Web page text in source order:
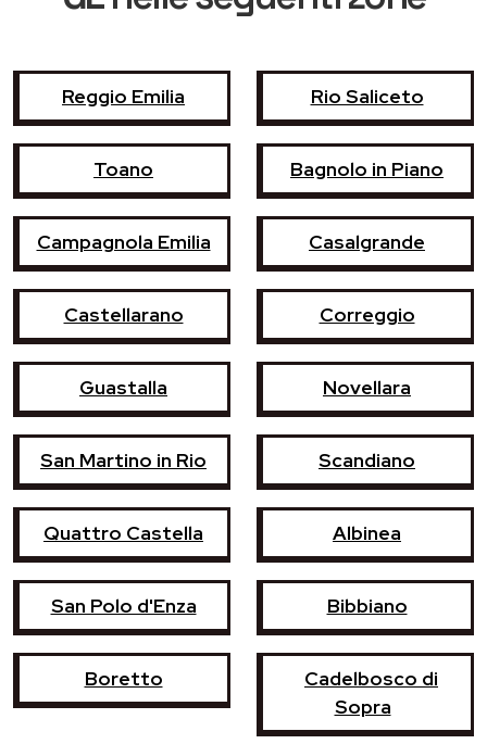
Reggio Emilia Rio Saliceto
Toano Bagnolo in Piano
Campagnola Emilia Casalgrande
Castellarano Correggio
Guastalla Novellara
San Martino in Rio Scandiano
Quattro Castella Albinea
San Polo d'Enza Bibbiano
Boretto
Cadelbosco di
Sopra